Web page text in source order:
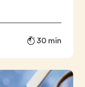
30 min